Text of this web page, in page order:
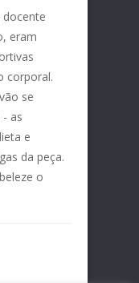
eram
corporal.
se
as
e
da peça.
o